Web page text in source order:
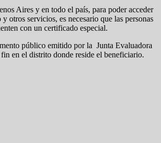
Aires y en todo el país, para poder acceder
otros servicios, es necesario que las personas
con un certificado especial.
público emitido por la Junta Evaluadora
fin en el distrito donde reside el beneficiario.